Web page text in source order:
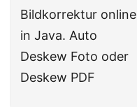
Bildkorrektur online
in Java. Auto
Deskew Foto oder
Deskew PDF